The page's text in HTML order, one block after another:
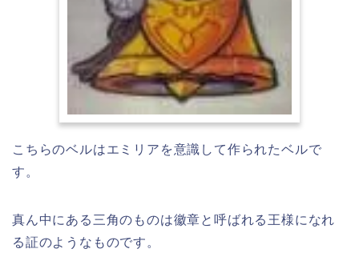
こちらのベルはエミリアを意識して作られたベルで
す。
真ん中にある三角のものは徽章と呼ばれる王様になれ
る証のようなものです。